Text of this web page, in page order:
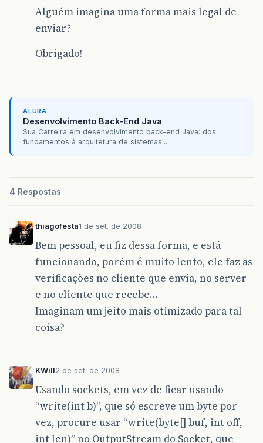
Alguém imagina uma forma mais legal de
enviar?
Obrigado!
ALURA
Desenvolvimento Back-End Java
Sua Carreira em desenvolvimento back-end Java: dos
fundamentos à arquitetura de sistemas...
4 Respostas
thiagofesta1 de set. de 2008
Bem pessoal, eu fiz dessa forma, e está
funcionando, porém é muito lento, ele faz as
verificações no cliente que envia, no server
e no cliente que recebe…
Imaginam um jeito mais otimizado para tal
coisa?
KWill2 de set. de 2008
Usando sockets, em vez de ficar usando
“write(int b)”, que só escreve um byte por
vez, procure usar “write(byte[] buf, int off,
int len)” no OutputStream do Socket, que